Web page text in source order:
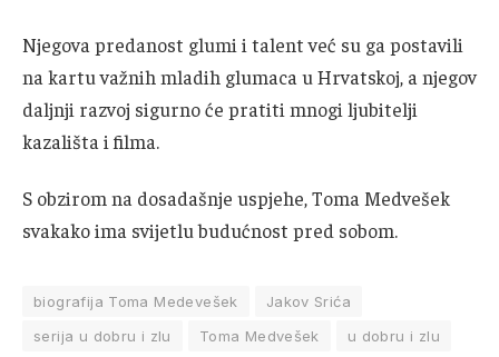
Njegova predanost glumi i talent već su ga postavili
na kartu važnih mladih glumaca u Hrvatskoj, a njegov
daljnji razvoj sigurno će pratiti mnogi ljubitelji
kazališta i filma.
S obzirom na dosadašnje uspjehe, Toma Medvešek
svakako ima svijetlu budućnost pred sobom.
biografija Toma Medevešek
Jakov Srića
serija u dobru i zlu
Toma Medvešek u dobru i zlu